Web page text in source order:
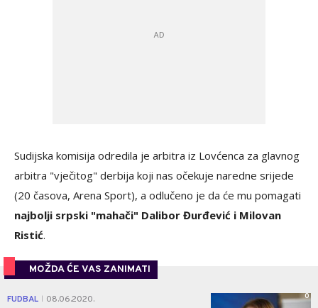
Sudijska komisija odredila je arbitra iz Lovćenca za glavnog
arbitra "vječitog" derbija koji nas očekuje naredne srijede
(20 časova, Arena Sport), a odlučeno je da će mu pomagati
najbolji srpski "mahači" Dalibor Đurđević i Milovan
Ristić.
MOŽDA ĆE VAS ZANIMATI
FUDBAL 08.06.2020. 0